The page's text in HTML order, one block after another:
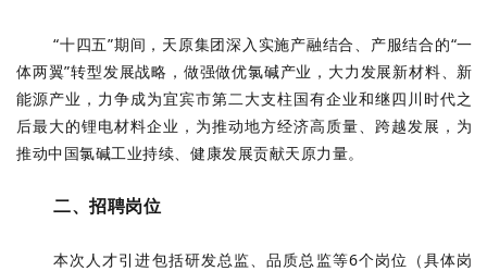
“十四五”期间，天原集团深入实施产融结合、产服结合的“一
体两翼”转型发展战略，做强做优氯碱产业，大力发展新材料、新
能源产业，力争成为宜宾市第二大支柱国有企业和继四川时代之
后最大的锂电材料企业，为推动地方经济高质量、跨越发展，为
推动中国氯碱工业持续、健康发展贡献天原力量。
二、招聘岗位
本次人才引进包括研发总监、品质总监等6个岗位（具体岗